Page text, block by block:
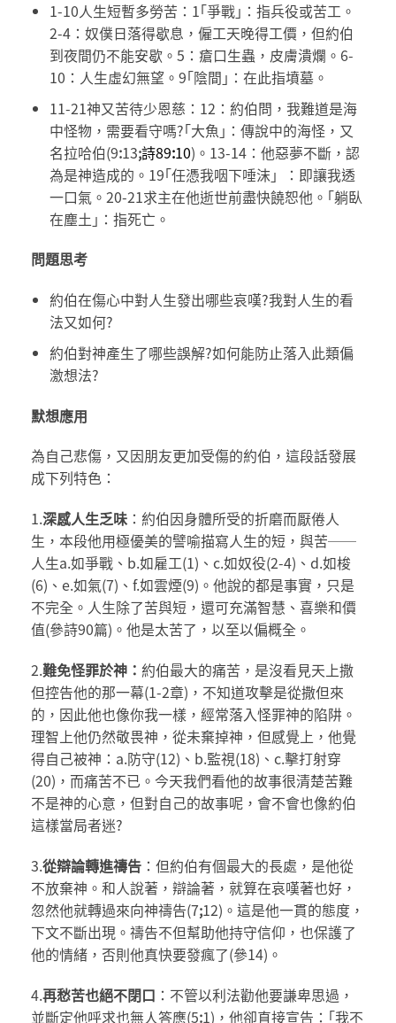
1-10人生短暫多勞苦：1｢爭戰｣：指兵役或苦工。
2-4：奴僕日落得歇息，僱工天晚得工價，但約伯
到夜間仍不能安歇。5：瘡口生蟲，皮膚潰爛。6-
10：人生虛幻無望。9｢陰間｣：在此指墳墓。
11-21神又苦待少恩慈：12：約伯問，我難道是海
中怪物，需要看守嗎?｢大魚｣：傳說中的海怪，又
名拉哈伯(9:13;詩89:10)。13-14：他惡夢不斷，認
為是神造成的。19｢任憑我咽下唾沫」：即讓我透
一口氣。20-21求主在他逝世前盡快饒恕他。｢躺臥
在塵土｣：指死亡。
問題思考
約伯在傷心中對人生發出哪些哀嘆?我對人生的看
法又如何?
約伯對神產生了哪些誤解?如何能防止落入此類偏
激想法?
默想應用
為自己悲傷，又因朋友更加受傷的約伯，這段話發展
成下列特色：
1.深感人生乏味 ：約伯因身體所受的折磨而厭倦人
生，本段他用極優美的譬喻描寫人生的短，與苦──
人生a.如爭戰、b.如雇工(1)、c.如奴役(2-4)、d.如梭
(6)、e.如氣(7)、f.如雲煙(9)。他說的都是事實，只是
不完全。人生除了苦與短，還可充滿智慧、喜樂和價
值(參詩90篇)。他是太苦了，以至以偏概全。
2.難免怪罪於神： 約伯最大的痛苦，是沒看見天上撒
但控告他的那一幕(1-2章)，不知道攻擊是從撒但來
的，因此他也像你我一樣，經常落入怪罪神的陷阱。
理智上他仍然敬畏神，從未棄掉神，但感覺上，他覺
得自己被神：a.防守(12)、b.監視(18)、c.擊打射穿
(20)，而痛苦不已。今天我們看他的故事很清楚苦難
不是神的心意，但對自己的故事呢，會不會也像約伯
這樣當局者迷?
3.從辯論轉進禱告 ：但約伯有個最大的長處，是他從
不放棄神。和人說著，辯論著，就算在哀嘆著也好，
忽然他就轉過來向神禱告(7;12)。這是他一貫的態度，
下文不斷出現。禱告不但幫助他持守信仰，也保護了
他的情緒，否則他真快要發瘋了(參14)。
4.再愁苦也絕不閉口 ：不管以利法勸他要謙卑思過，
並斷定他呼求也無人答應(5:1)，他卻直接宣告：｢我不